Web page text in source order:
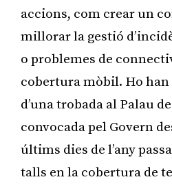
accions, com crear un
millorar la gestió
o problemes de
cobertura mòbil. Ho han
d’una trobada al Palau
convocada pel Govern
últims dies de l’any
talls en la cobertura de